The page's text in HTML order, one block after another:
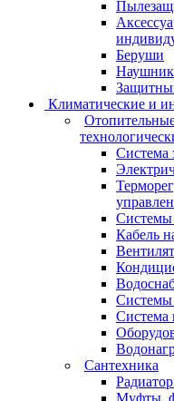
Беруши
Климатические и
Система
Системы
Кабель
Системы
Система
Сантехника
Муфты,